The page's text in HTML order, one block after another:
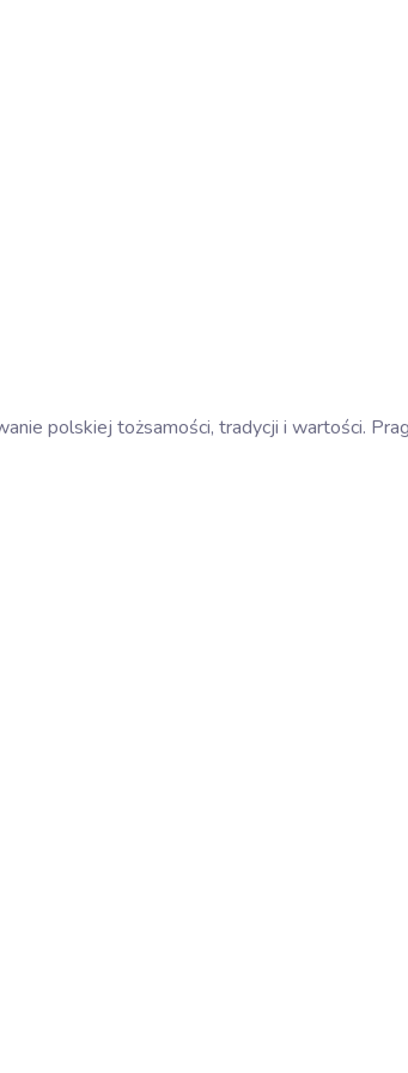
polskiej tożsamości, tradycji i wartości.